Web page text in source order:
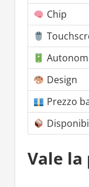
Chip
Design
Prezzo
Vale la